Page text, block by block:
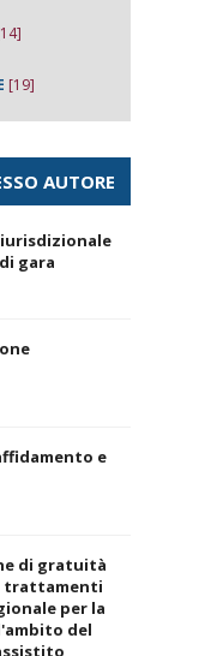
[19]
AUTORE
gara
e
di gratuità
trattamenti
per la
del